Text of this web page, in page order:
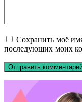
Сохранить моё
последующих моих